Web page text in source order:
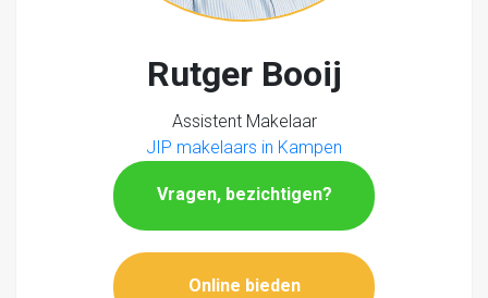
Rutger Booij
Assistent Makelaar
JIP makelaars in Kampen
Vragen, bezichtigen?
Online bieden